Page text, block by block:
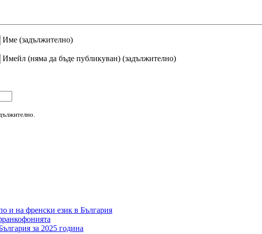
Име (задължително)
Имейл (няма да бъде публикуван) (задължително)
и на френски език в България
за 2025 година